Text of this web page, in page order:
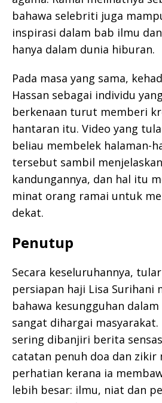
bahawa selebriti juga
inspirasi dalam bab ilmu
hanya dalam dunia hiburan.
Pada masa yang sama,
Hassan sebagai individu
berkenaan turut memberi
hantaran itu. Video yang
beliau membelek halaman-
tersebut sambil
kandungannya, dan hal itu
minat orang ramai untuk
dekat.
Penutup
Secara keseluruhannya,
persiapan haji Lisa Surihani
bahawa kesungguhan
sangat dihargai masyarakat.
sering dibanjiri berita
catatan penuh doa dan zikir
perhatian kerana ia
lebih besar: ilmu, niat dan